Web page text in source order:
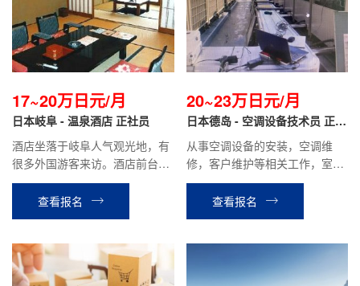
17~20万日元/月
日本岐阜 - 温泉酒店 正社员
酒店坐落于岐阜人气观光地，有
很多外国游客来访。酒店前台翻
译，办理手续，餐厅服务，客房
整理等相关工作。
查看报名
20~23万日元/月
日本德岛 - 空调设备技术员 正社
从事空调设备的安装，空调维
修，客户维护等相关工作，室内
室外工作都有
查看报名